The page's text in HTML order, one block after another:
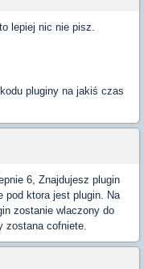
lepiej nic nie pisz.
pluginy na jakiś czas
6, Znajdujesz plugin
pod ktora jest plugin. Na
zostanie wlaczony do
zostana cofniete.